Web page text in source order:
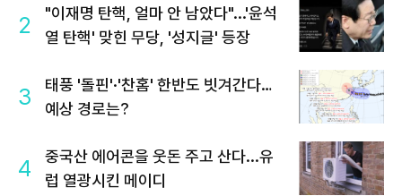
2
"이재명 탄핵, 얼마 안 남았다"...'윤석
열 탄핵' 맞힌 무당, '성지글' 등장
3
태풍 '돌핀'·'찬홈' 한반도 빗겨간다…
예상 경로는?
4
중국산 에어콘을 웃돈 주고 산다...유
럽 열광시킨 메이디